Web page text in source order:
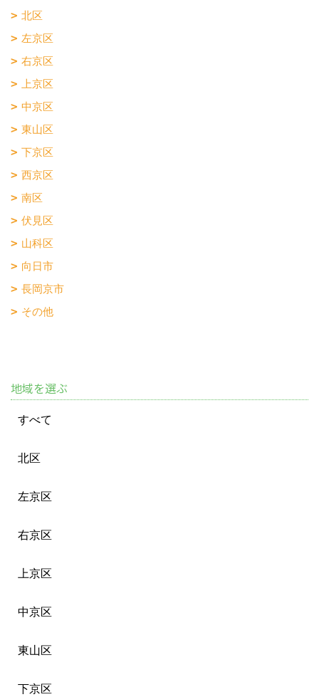
北区
左京区
右京区
上京区
中京区
東山区
下京区
西京区
南区
伏見区
山科区
向日市
長岡京市
その他
地域を選ぶ
すべて
北区
左京区
右京区
上京区
中京区
東山区
下京区